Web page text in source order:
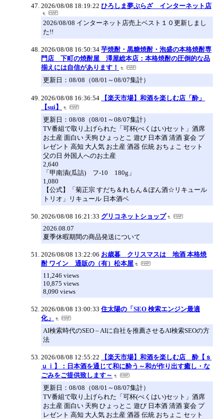
2026/08/08 18:19:22 ひろしま夢ぷらざ インターネット店
2026/08/08 インターネット店売上ベスト１０更新しまし
た!!
2026/08/08 16:50:34 芋焼酎・黒糖焼酎・泡盛の本格焼酎専
門店 下町の焼酎屋 澤屋総本店：本格焼酎の圧倒的な品
揃えには自信があります！
更新日：08/08（08/01～08/07集計）
2026/08/08 16:36:54
【楽天市場】和酒を楽しむ店「酔」
【sui】
更新日：08/08（08/01～08/07集計）
TV番組で取り上げられた「可杯(べくはい)セット」酒席
お土産 面白い 天狗 ひょっとこ 遊び 日本酒 清酒 宴会 プ
レゼント 高知 大人気 お土産 酒器 伝統 おちょこ セット
父の日 外国人へのお土産
2,640
「甲南漬(瓜詰) フ-10 180g」
1,080
【公式】「菊正宗 すだち＆れもん＆ぽん酒☆リキュール
トリオ」リキュール 日本酒ベ
2026/08/08 16:21:33 グリコネットショップ
2026.08.07
夏季休暇期間の商品発送について
2026/08/08 13:22:06 お歳暮 クリスマスは 地酒 本格焼
酎 ワイン 通販の（有）松本屋
11,246 views
10,875 views
8,090 views
2026/08/08 13:00:33 住太陽の「SEO 検索エンジン最適
化」
AI検索時代のSEO – AIに自社を推薦させるAI検索SEOの方
法
2026/08/08 12:55:22
【楽天市場】和酒を楽しむ店 酔【ｓ
ｕｉ】：日本酒を通じて和に酔う～和が作り出す癒し・な
ごみをご提供致します～
更新日：08/08（08/01～08/07集計）
TV番組で取り上げられた「可杯(べくはい)セット」酒席
お土産 面白い 天狗 ひょっとこ 遊び 日本酒 清酒 宴会 プ
レゼント 高知 大人気 お土産 酒器 伝統 おちょこ セット